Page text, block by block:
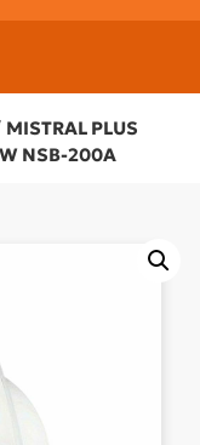
MISTRAL PLUS
NSB-200A